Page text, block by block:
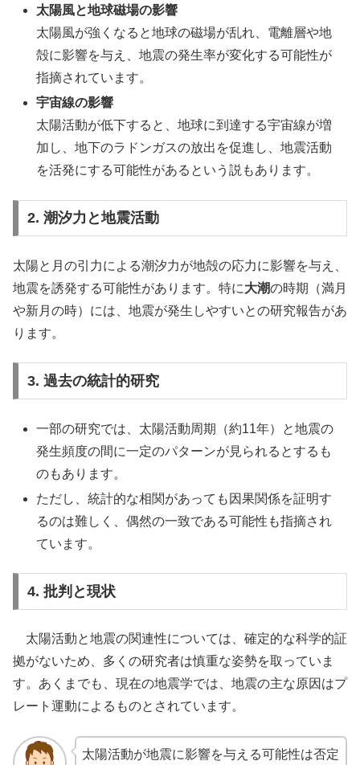
太陽風と地球磁場の影響
太陽風が強くなると地球の磁場が乱れ、電離層や地
殻に影響を与え、地震の発生率が変化する可能性が
指摘されています。
宇宙線の影響
太陽活動が低下すると、地球に到達する宇宙線が増
加し、地下のラドンガスの放出を促進し、地震活動
を活発にする可能性があるという説もあります。
2. 潮汐力と地震活動
太陽と月の引力による潮汐力が地殻の応力に影響を与え、
地震を誘発する可能性があります。特に大潮の時期（満月
や新月の時）には、地震が発生しやすいとの研究報告があ
ります。
3. 過去の統計的研究
一部の研究では、太陽活動周期（約11年）と地震の
発生頻度の間に一定のパターンが見られるとするも
のもあります。
ただし、統計的な相関があっても因果関係を証明す
るのは難しく、偶然の一致である可能性も指摘され
ています。
4. 批判と現状
太陽活動と地震の関連性については、確定的な科学的証
拠がないため、多くの研究者は慎重な姿勢を取っていま
す。あくまでも、現在の地震学では、地震の主な原因はプ
レート運動によるものとされています。
太陽活動が地震に影響を与える可能性は否定